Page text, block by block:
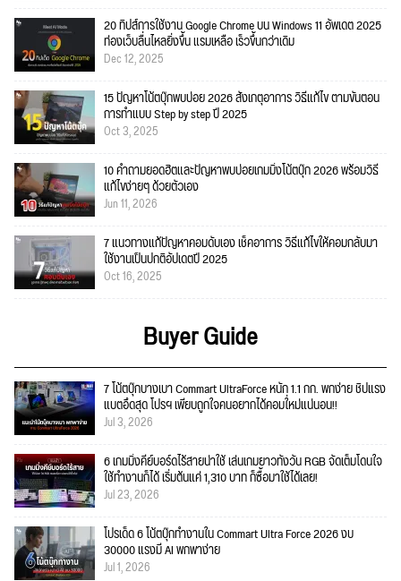
20 ทิปส์การใช้งาน Google Chrome บน Windows 11 อัพเดต 2025
ท่องเว็บลื่นไหลยิ่งขึ้น แรมเหลือ เร็วขึ้นกว่าเดิม
Dec 12, 2025
15 ปัญหาโน้ตบุ๊กพบบ่อย 2026 สังเกตุอาการ วิธีแก้ไข ตามขั้นตอน
การทำแบบ Step by step ปี 2025
Oct 3, 2025
10 คำถามยอดฮิตและปัญหาพบบ่อยเกมมิ่งโน้ตบุ๊ก 2026 พร้อมวิธี
แก้ไขง่ายๆ ด้วยตัวเอง
Jun 11, 2026
7 แนวทางแก้ปัญหาคอมดับเอง เช็คอาการ วิธีแก้ไขให้คอมกลับมา
ใช้งานเป็นปกติอัปเดตปี 2025
Oct 16, 2025
Buyer Guide
7 โน้ตบุ๊กบางเบา Commart UltraForce หนัก 1.1 กก. พกง่าย ชิปแรง
แบตอึดสุด โปรฯ เพียบถูกใจคนอยากได้คอมใ่หม่แน่นอน!!
Jul 3, 2026
6 เกมมิ่งคีย์บอร์ดไร้สายน่าใช้ เล่นเกมยาวทั้งวัน RGB จัดเต็มโดนใจ
ใช้ทำงานก็ได้ เริ่มต้นแค่ 1,310 บาท ก็ซื้อมาใช้ได้เลย!
Jul 23, 2026
โปรเด็ด 6 โน้ตบุ๊กทำงานใน Commart Ultra Force 2026 งบ
30000 แรงมี AI พกพาง่าย
Jul 1, 2026